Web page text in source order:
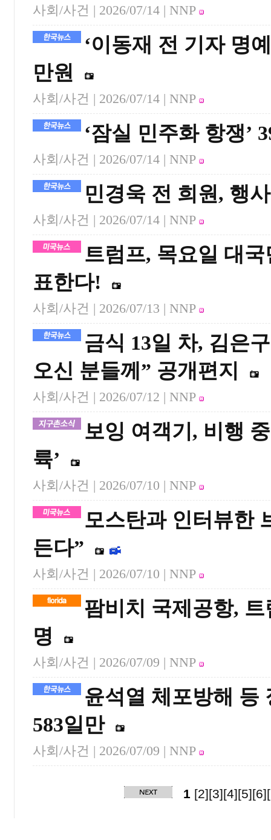
사회/사건 | 2026/07/14 | NNP
‘이동재 전 기자 명
만원
사회/사건 | 2026/07/14 | NNP
‘잠실 민주화 항쟁’
사회/사건 | 2026/07/14 | NNP
민경욱 전 희원, 행
사회/사건 | 2026/07/14 | NNP
트럼프, 목요일 대
표한다!
사회/사건 | 2026/07/13 | NNP
금식 13일 차, 김은
오신 분들께” 공개편지
사회/사건 | 2026/07/12 | NNP
보잉 여객기, 비행
륙’
사회/사건 | 2026/07/10 | NNP
모스탄과 인터뷰한
든다”
사회/사건 | 2026/07/10 | NNP
팜비치 국제공항,
명
사회/사건 | 2026/07/09 | NNP
윤석열 체포방해
583일만
사회/사건 | 2026/07/09 | NNP
1 [2][3][4][5][6]